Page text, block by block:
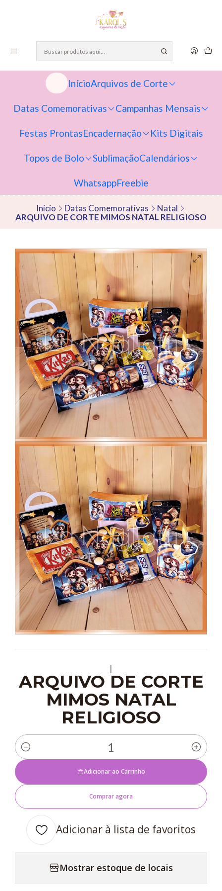
InícioArquivos de Corte
Datas Comemorativas Campanhas Mensais
Festas ProntasEncadernação Kits Digitais
Topos de Bolo SublimaçãoCalendários
WhatsappFreebie
Início Datas Comemorativas
Natal
ARQUIVO DE CORTE MIMOS NATAL RELIGIOSO
|
ARQUIVO DE CORTE
MIMOS NATAL
RELIGIOSO
Quantidade
Adicionar ao Carrinho
Comprar agora
Adicionar à lista de favoritos
Mostrar estoque de locais